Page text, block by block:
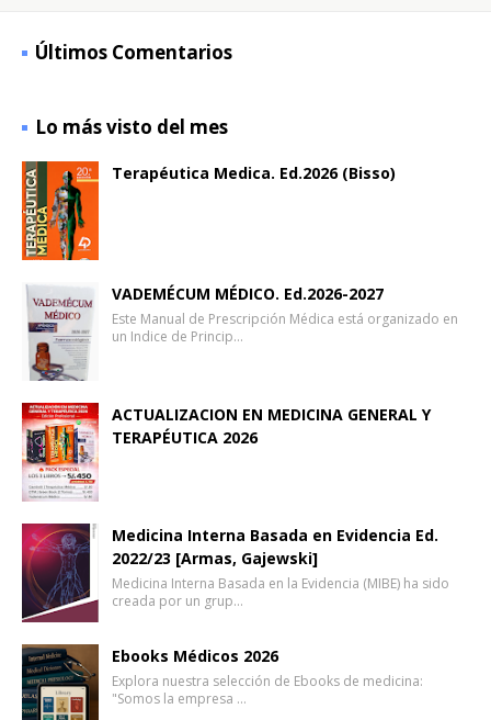
Últimos Comentarios
Lo más visto del mes
Terapéutica Medica. Ed.2026 (Bisso)
VADEMÉCUM MÉDICO. Ed.2026-2027
Este Manual de Prescripción Médica está organizado en
un Indice de Princip…
ACTUALIZACION EN MEDICINA GENERAL Y
TERAPÉUTICA 2026
Medicina Interna Basada en Evidencia Ed.
2022/23 [Armas, Gajewski]
Medicina Interna Basada en la Evidencia (MIBE) ha sido
creada por un grup…
Ebooks Médicos 2026
Explora nuestra selección de Ebooks de medicina:
"Somos la empresa …